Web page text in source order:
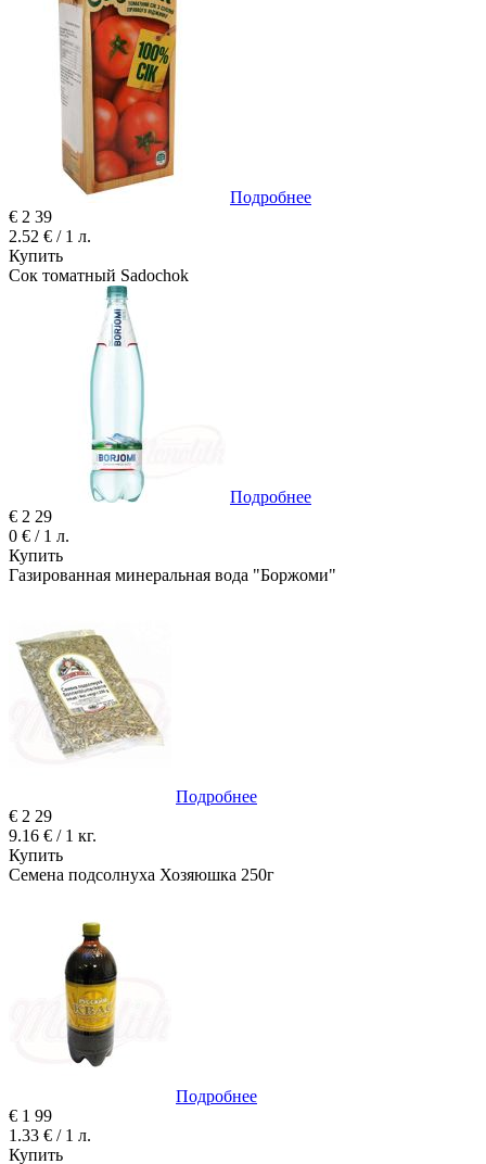
Подробнее
€ 2 39
2.52 € / 1 л.
Купить
Сок томатный Sadochok
Подробнее
€ 2 29
0 € / 1 л.
Купить
Газированная минеральная вода "Боржоми"
Подробнее
€ 2 29
9.16 € / 1 кг.
Купить
Семена подсолнуха Хозяюшка 250г
Подробнее
€ 1 99
1.33 € / 1 л.
Купить